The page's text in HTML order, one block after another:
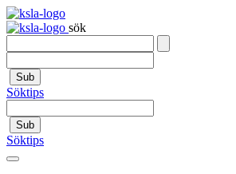
sök
Sub
Söktips
Sub
Söktips